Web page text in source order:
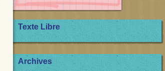
Texte Libre
Archives